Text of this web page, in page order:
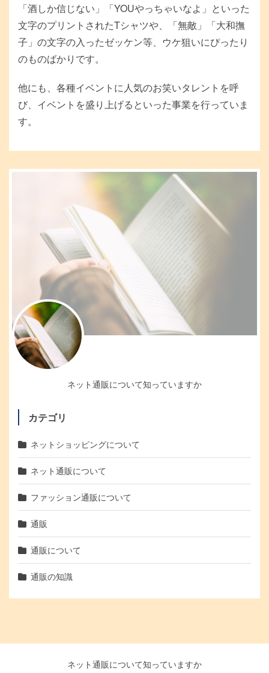
「酒しか信じない」「YOUやっちゃいなよ」といった
文字のプリントされたTシャツや、「無敵」「大和撫
子」の文字の入ったゼッケン等、ウケ狙いにぴったり
のものばかりです。
他にも、各種イベントに人気のお笑いタレントを呼
び、イベントを盛り上げるといった事業を行っていま
す。
ネット通販について知っていますか
カテゴリ
ネットショッピングについて
ネット通販について
ファッション通販について
通販
通販について
通販の知識
ネット通販について知っていますか